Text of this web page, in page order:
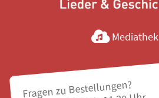
Mediathek
Fragen zu Bestellungen?